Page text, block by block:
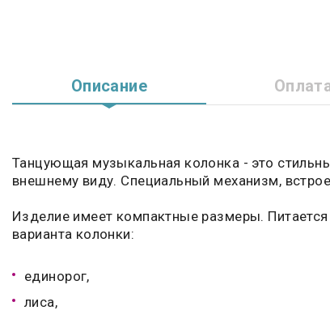
Описание
Танцующая музыкальная колонка - это
внешнему виду. Специальный механизм,
Изделие имеет компактные размеры.
варианта колонки:
единорог,
лиса,